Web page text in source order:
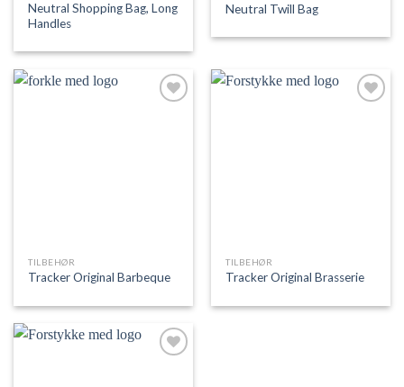
Neutral Shopping Bag, Long
Handles
Neutral Twill Bag
TILBEHØR
Tracker Original Barbeque
TILBEHØR
Tracker Original Brasserie